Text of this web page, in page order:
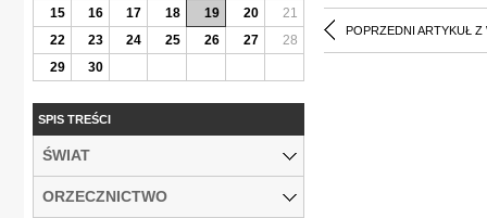
POPRZEDNI ARTYKUŁ Z
15
16 17 18 19 20
21
22
23 24 25 26 27
28
29
30
SPIS TREŚCI
ŚWIAT
ORZECZNICTWO